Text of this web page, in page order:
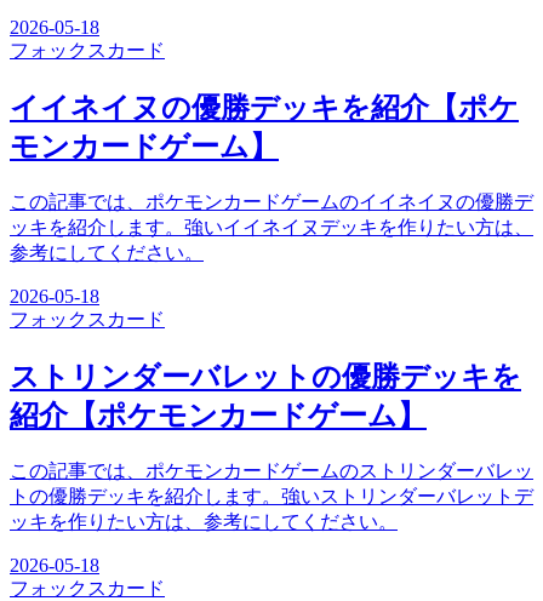
2026-05-18
フォックス カード
イイネイヌの優勝デッキを紹介【ポケ
モンカードゲーム】
この記事では、ポケモンカードゲームのイイネイヌの優勝デ
ッキを紹介します。強いイイネイヌデッキを作りたい方は、
参考にしてください。
2026-05-18
フォックス カード
ストリンダーバレットの優勝デッキを
紹介【ポケモンカードゲーム】
この記事では、ポケモンカードゲームのストリンダーバレッ
トの優勝デッキを紹介します。強いストリンダーバレットデ
ッキを作りたい方は、参考にしてください。
2026-05-18
フォックス カード